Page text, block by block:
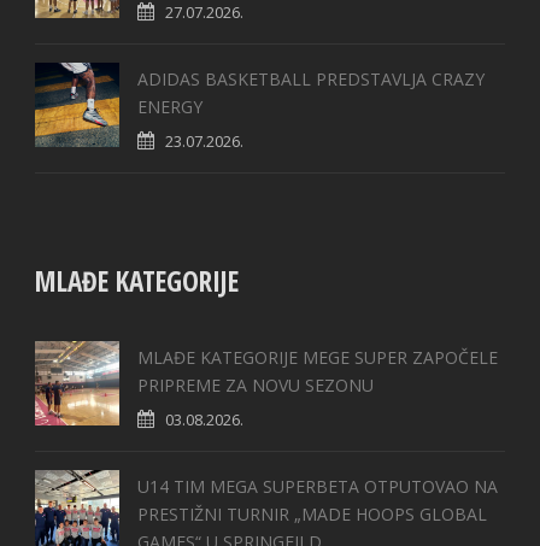
27.07.2026.
ADIDAS BASKETBALL PREDSTAVLJA CRAZY
ENERGY
23.07.2026.
MLAĐE KATEGORIJE
MLAĐE KATEGORIJE MEGE SUPER ZAPOČELE
PRIPREME ZA NOVU SEZONU
03.08.2026.
U14 TIM MEGA SUPERBETA OTPUTOVAO NA
PRESTIŽNI TURNIR „MADE HOOPS GLOBAL